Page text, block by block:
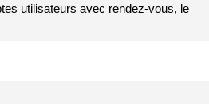
utilisateurs avec rendez-vous, le